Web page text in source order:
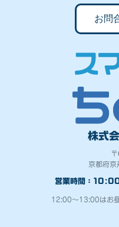
お問
株式
京都府京
営業時間：
12:00～13:00はお昼